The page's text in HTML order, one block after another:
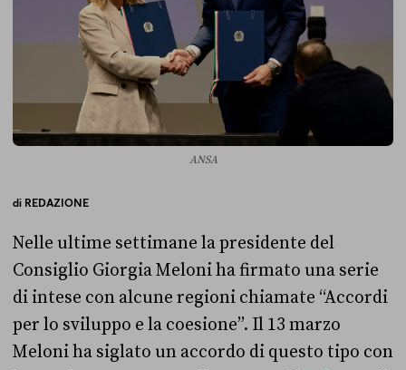
ANSA
di REDAZIONE
Nelle ultime settimane la presidente del
Consiglio Giorgia Meloni ha firmato una serie
di intese con alcune regioni chiamate “Accordi
per lo sviluppo e la coesione”. Il 13 marzo
Meloni ha siglato un accordo di questo tipo con